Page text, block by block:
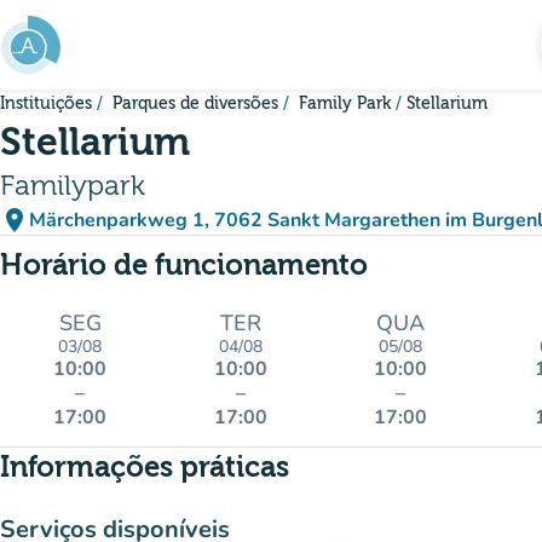
Ir para o conteúdo principal
Instituições Parques de diversões Family Park Stellarium
Stellarium
Familypark
place Märchenparkweg 1, 7062 Sankt Margarethen im
(abrir no Google Maps)
(novo separador)
Horário de funcionamento
SEG
03/08
10:00
–
17:00
TER
04/08
10:00
–
17:00
QUA
05/08
10:00
–
17:00
Informações práticas
Serviços disponíveis